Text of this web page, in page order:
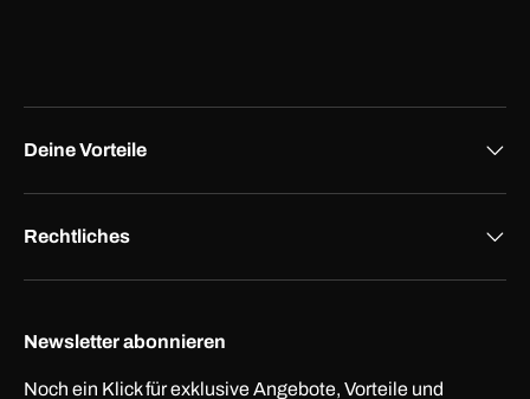
Deine Vorteile
Rechtliches
Newsletter abonnieren
Noch ein Klick für exklusive Angebote, Vorteile und